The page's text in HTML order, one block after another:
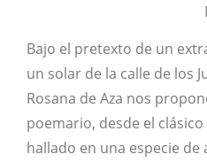
Bajo el pretexto de un
un solar de la calle de los
Rosana de Aza nos
poemario, desde el
hallado en una especie